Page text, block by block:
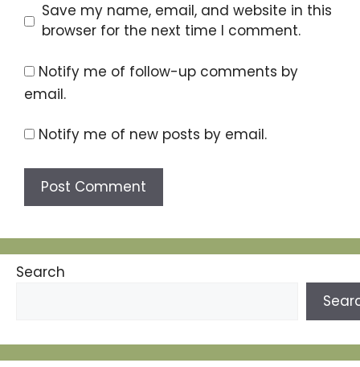
Save my name, email, and website in this
browser for the next time I comment.
Notify me of follow-up comments by
email.
Notify me of new posts by email.
Search